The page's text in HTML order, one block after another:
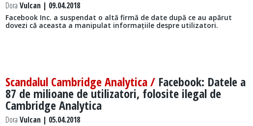
Dora Vulcan | 09.04.2018
Facebook Inc. a suspendat o altă firmă de date după ce au apărut
dovezi că aceasta a manipulat informațiile despre utilizatori.
Scandalul Cambridge Analytica / Facebook: Datele a
87 de milioane de utilizatori, folosite ilegal de
Cambridge Analytica
Dora Vulcan | 05.04.2018